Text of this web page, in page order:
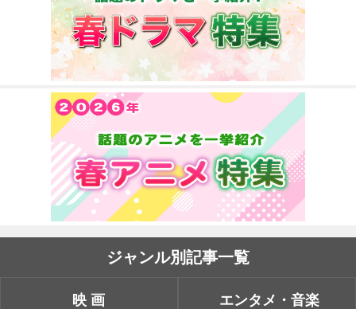
ジャンル別記事一覧
映画 エンタメ・音楽